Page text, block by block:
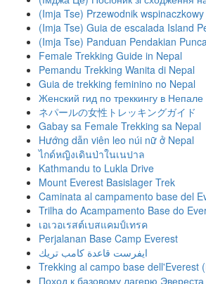
(Imja Tse) Przewodnik
(Imja Tse) Guia de escalada Island
(Imja Tse) Panduan Pendakian
Female Trekking Guide in Nepal
Pemandu Trekking Wanita di Nepal
Guia de trekking feminino no Nepal
Женский гид по треккингу в Непале
ネパールの女性トレッキングガイド
Gabay sa Female Trekking sa Nepal
Hướng dẫn viên leo núi nữ ở Nepal
ไกด์หญิงเดินป่าในเนปาล
Kathmandu to Lukla Drive
Mount Everest Basislager Trek
Caminata al campamento base del
Trilha do Acampamento Base do
เอเวอเรสต์เบสแคมป์เทรค
Perjalanan Base Camp Everest
ايفرست قاعدة كامب تريك
Trekking al campo base dell'Everest
Поход к базовому лагерю